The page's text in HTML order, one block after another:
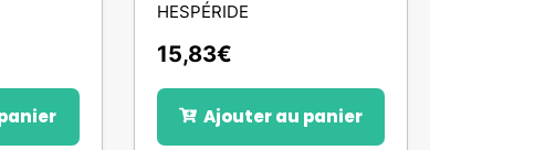
HESPÉRIDE
15,83€
Ajouter au panier